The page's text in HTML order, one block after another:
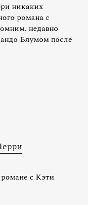
никаких
романа с
недавно
Блумом после
с Кэти